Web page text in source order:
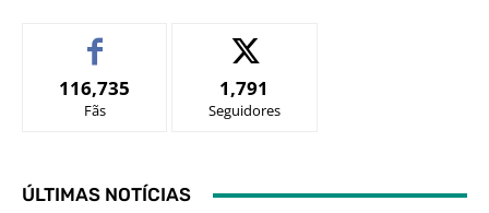
116,735
Fãs
1,791
Seguidores
ÚLTIMAS NOTÍCIAS